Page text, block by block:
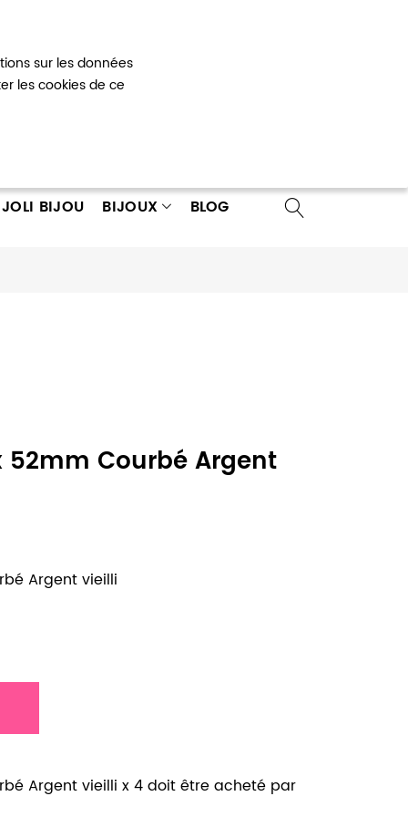
sur les données
les cookies de ce
compte
BIJOU BIJOUX BLOG
Courbé Argent
Argent vieilli
Argent vieilli x 4 doit être acheté par